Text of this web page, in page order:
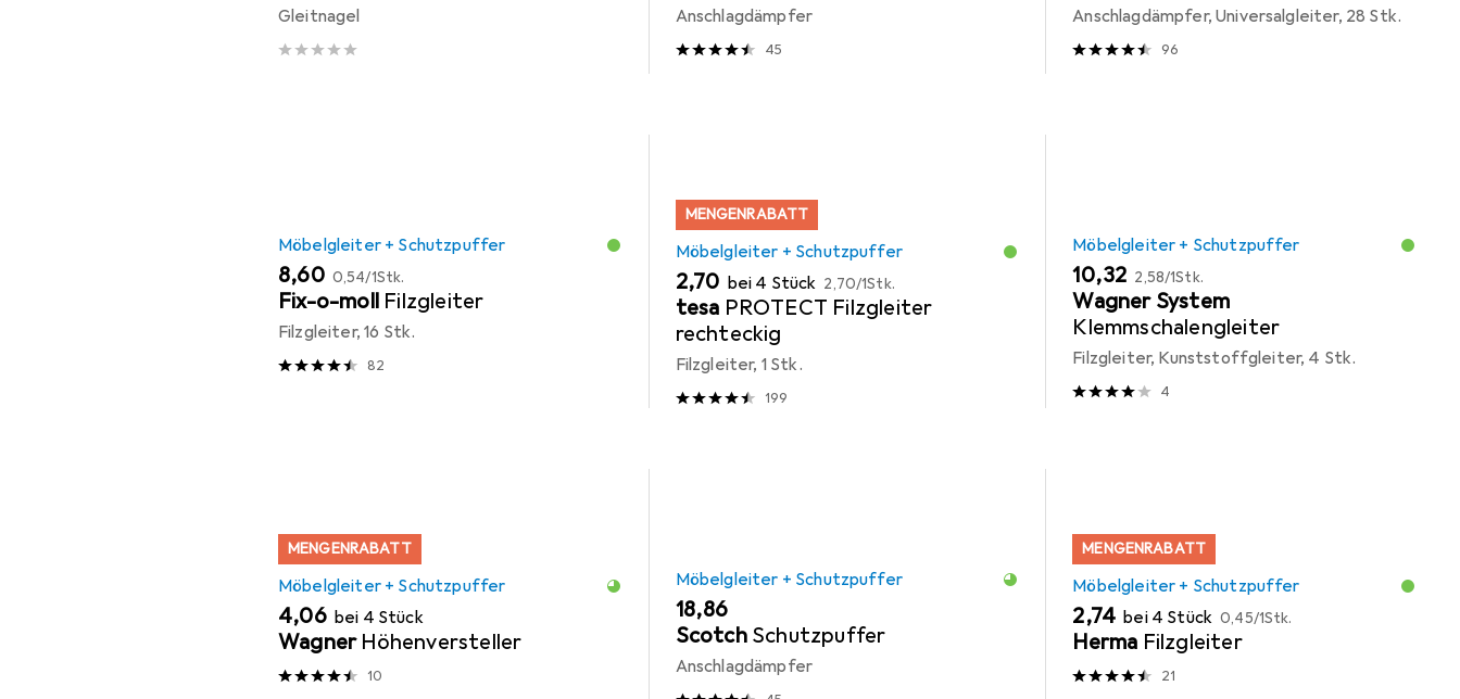
Gleitnagel Anschlagdämpfer
45
Anschlagdämpfer, Universalgleiter, 28 Stk.
96
Möbelgleiter + Schutzpuffer
EUR
8,60 EUR
0,54/1Stk.
Fix-o-moll Filzgleiter
Filzgleiter, 16 Stk.
82
MENGENRABATT
Möbelgleiter + Schutzpuffer
EUR
2,70 bei 4 Stück EUR
2,70/1Stk.
tesa PROTECT Filzgleiter
rechteckig
Filzgleiter, 1 Stk.
199
Möbelgleiter + Schutzpuffer
EUR
10,32 EUR
2,58/1Stk.
Wagner System
Klemmschalengleiter
Filzgleiter, Kunststoffgleiter, 4 Stk.
4
MENGENRABATT
Möbelgleiter + Schutzpuffer
EUR
4,06 bei 4 Stück
Wagner Höhenversteller
10
Möbelgleiter + Schutzpuffer
EUR
18,86
Scotch Schutzpuffer
Anschlagdämpfer
MENGENRABATT
Möbelgleiter + Schutzpuffer
EUR
2,74 bei 4 Stück EUR
0,45/1Stk.
Herma Filzgleiter
21